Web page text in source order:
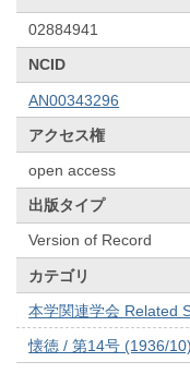
02884941
NCID
AN00343296
アクセス権
open access
出版タイプ
Version of Record
カテゴリ
本学関連学会 Related
懐徳 / 第14号 (1936/10)